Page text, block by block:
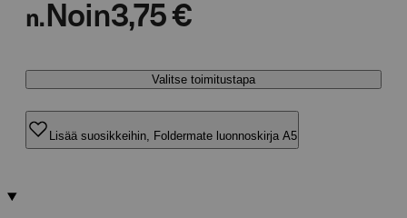
n. Noin3,75 €
Valitse toimitustapa
Lisää suosikkeihin, Foldermate luonnoskirja A5